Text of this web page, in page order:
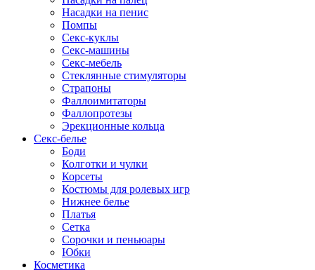
Насадки на пенис
Помпы
Секс-куклы
Секс-машины
Секс-мебель
Стеклянные стимуляторы
Страпоны
Фаллоимитаторы
Фаллопротезы
Эрекционные кольца
Секс-белье
Боди
Колготки и чулки
Корсеты
Костюмы для ролевых игр
Нижнее белье
Платья
Сетка
Сорочки и пеньюары
Юбки
Косметика